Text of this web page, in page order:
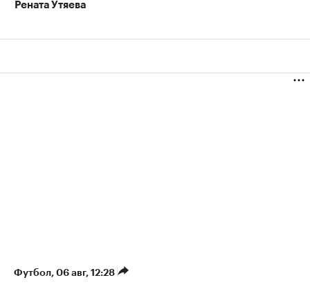
Рената Утяева
Футбол⁠, 06 авг, 12:28